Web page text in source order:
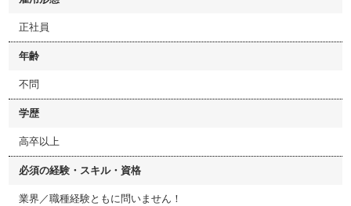
正社員
年齢
不問
学歴
高卒以上
必須の経験・スキル・資格
業界／職種経験ともに問いません！